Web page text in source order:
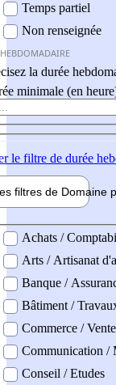
Temps partiel
Non renseignée
la durée
minimale (en
le filtre de durée
filtres de Domaine
professionel
Achats /
Arts / Artisanat
Banque /
Bâtiment /
Commerce / Vente
Communication /
Conseil / Etudes